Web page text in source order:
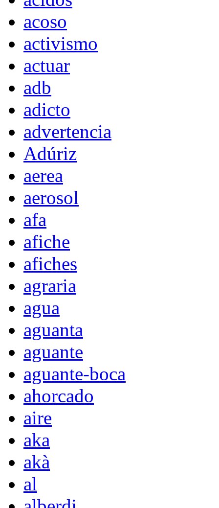
acoso
activismo
actuar
adb
adicto
advertencia
Adúriz
aerea
aerosol
afa
afiche
afiches
agraria
agua
aguanta
aguante
aguante-boca
ahorcado
aire
aka
akà
al